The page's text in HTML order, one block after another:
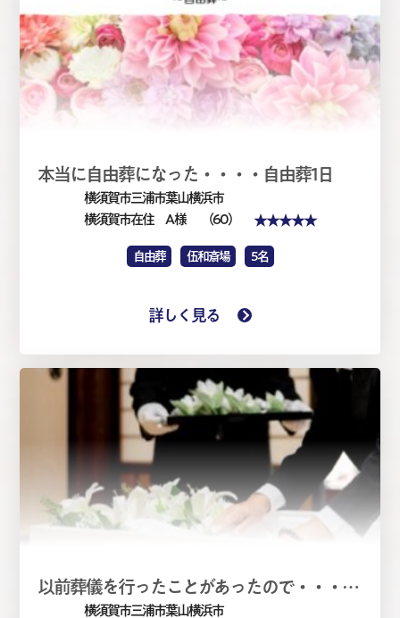
本当に自由葬になった・・・・自由葬1日
横須賀市三浦市葉山横浜市
横須賀市在住 A 様
（60） ★★★★★
自由葬 伍和斎場 5名
詳しく見る
以前葬儀を行ったことがあったので・・・・家族葬1日（仏式）
横須賀市三浦市葉山横浜市